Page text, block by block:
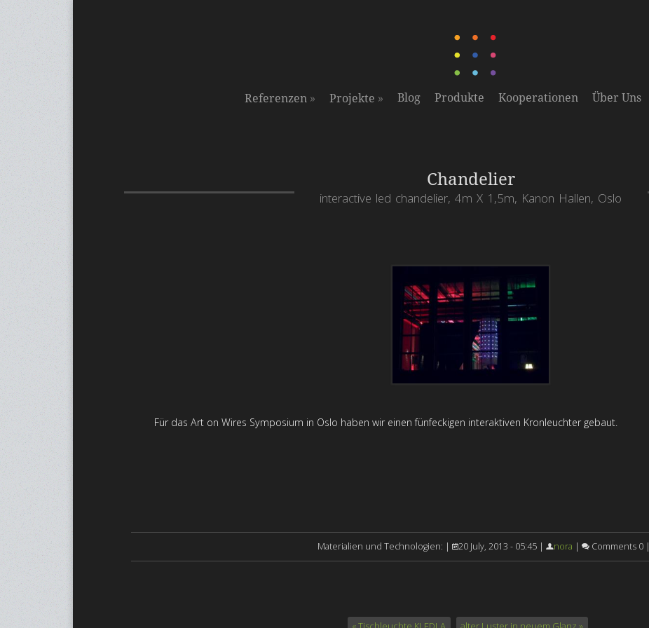
Referenzen » Projekte » Blog Produkte Kooperationen Über Uns
Chandelier
interactive led chandelier, 4m X 1,5m, Kanon Hallen, Oslo
Für das Art on Wires Symposium in Oslo haben wir einen fünfeckigen interaktiven Kronleuchter gebaut.
Materialien und Technologien: | 20 July, 2013 - 05:45 | nora | Comments 0 |